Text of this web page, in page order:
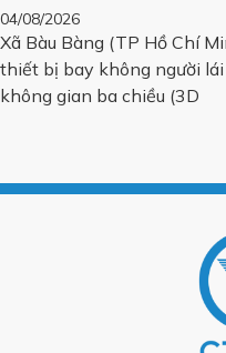
04/08/2026
Xã Bàu Bàng (TP Hồ Chí
thiết bị bay không người
không gian ba chiều (3D